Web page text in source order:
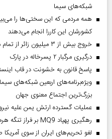
شبکه‌های سیما
همه مردمی که این سختی‌ها را
کشورشان این کاررا انجام می‌دهند
خروج بیش از ۳ میلیون زائر از تمام مرز‌های کشور
درگیری مرگبار ۲ پسرخاله در پارک
پاسخ قانون به خشونت در قاب
ویژه‌برنامه‌های اربعین شبکه‌های سیما
بزرگ‌ترین اجتماع معنوی جهان
عملیات گسترده ارتش یمن علیه
رهگیری پهپاد MQ9 بر فراز تنگه هرمز
لغو تحریم‌های ایران از سوی